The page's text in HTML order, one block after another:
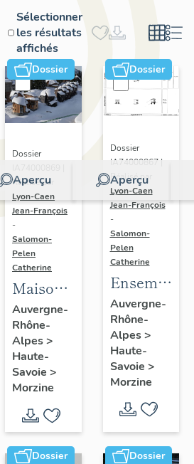
Sélectionner
les résultats
affichés
Dossier
Aperçu
Dossier
Réalisé par
Lyon-Caen
Jean-François
-
Salomon-
Pelen
Catherine
Maisons
dites
chalets
Auvergne-
Rhône-
Alpes>
Haute-
Savoie >
Morzine
Dossier
Aperçu
Dossier
IA74000867 |
Réalisé par
Lyon-Caen
Jean-François
-
Salomon-
Pelen
Catherine
Ensemble
du génie
civil ;
galerie
marchande ;
salle de
spectacle
Auvergne-
Rhône-
Alpes>
Haute-
Savoie >
Morzine
Dossier Dossier